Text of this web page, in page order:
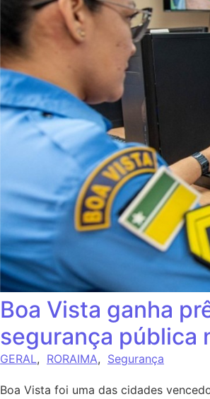
Boa Vista ganha
segurança pública
GERAL, RORAIMA, Segurança
Boa Vista foi uma das cidades